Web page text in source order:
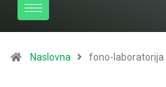
Naslovna fono-laboratorija